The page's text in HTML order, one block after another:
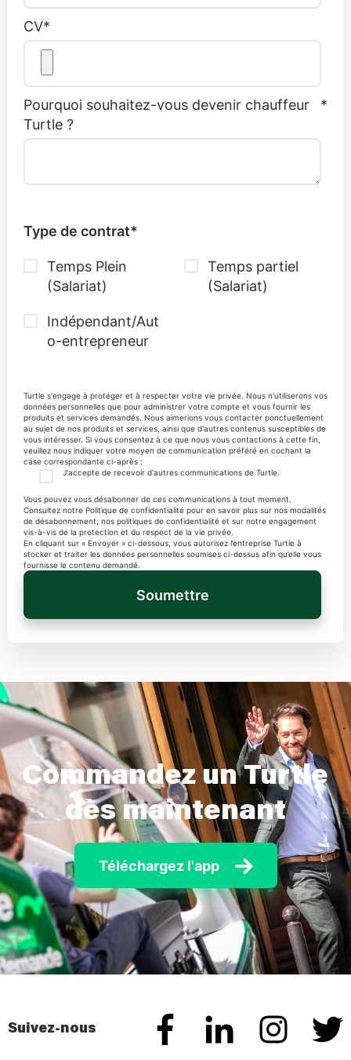
CV*
Pourquoi souhaitez-vous devenir chauffeur
Turtle ?
*
Type de contrat*
Temps Plein
(Salariat)
Temps partiel
(Salariat)
Indépendant/Aut
o-entrepreneur
Turtle s'engage à protéger et à respecter votre vie privée. Nous n'utiliserons vos
données personnelles que pour administrer votre compte et vous fournir les
produits et services demandés. Nous aimerions vous contacter ponctuellement
au sujet de nos produits et services, ainsi que d'autres contenus susceptibles de
vous intéresser. Si vous consentez à ce que nous vous contactions à cette fin,
veuillez nous indiquer votre moyen de communication préféré en cochant la
case correspondante ci-après :
J'accepte de recevoir d'autres communications de Turtle.
Vous pouvez vous désabonner de ces communications à tout moment.
Consultez notre Politique de confidentialité pour en savoir plus sur nos modalités
de désabonnement, nos politiques de confidentialité et sur notre engagement
vis-à-vis de la protection et du respect de la vie privée.
En cliquant sur « Envoyer » ci-dessous, vous autorisez l’entreprise Turtle à
stocker et traiter les données personnelles soumises ci-dessus afin qu’elle vous
fournisse le contenu demandé.
Commandez un Turtle
dès maintenant
Téléchargez l'app
Suivez-nous